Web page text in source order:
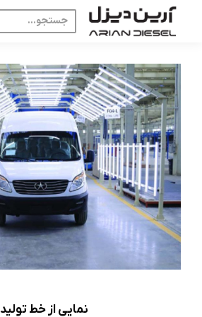
نمایی از خط تولید